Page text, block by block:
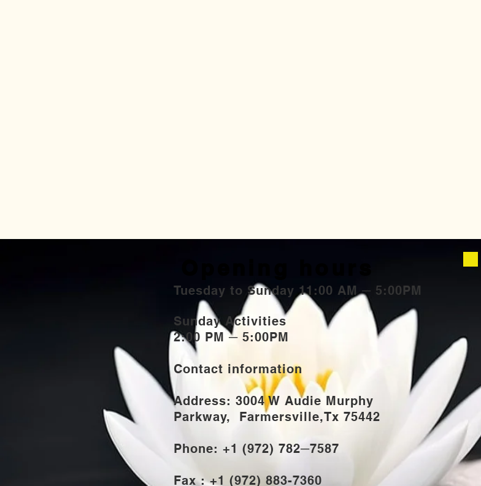
Tuesday to Sunday 11:00 AM ─ 5:00PM
Sunday Activities
2:00 PM ─ 5:00PM
Contact information
Address: 3004 W Audie Murphy
Parkway, Farmersville,Tx 75442
Phone: +1 (972) 782─7587
Fax : +1 (972) 883-7360